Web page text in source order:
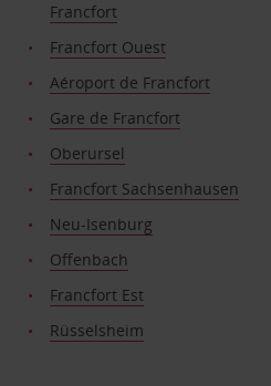
Francfort
Francfort Ouest
Aéroport de Francfort
Gare de Francfort
Oberursel
Francfort Sachsenhausen
Neu-Isenburg
Offenbach
Francfort Est
Rüsselsheim